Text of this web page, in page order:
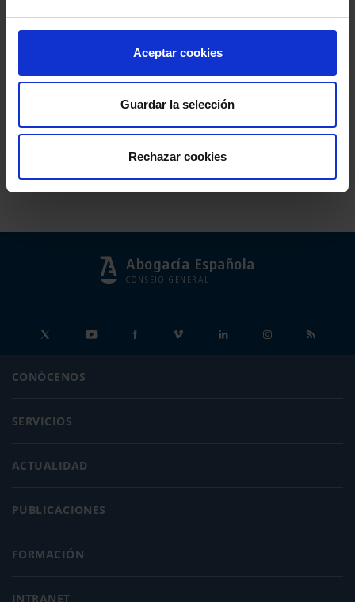
Aceptar cookies
Guardar la selección
Rechazar cookies
Consejo General de la Abogacía Española
Conferencia de los Lunes Día Justicia Gratuita
Colegio de Abogados de Oviedo
Abogacía Española
CONSEJO GENERAL
CONÓCENOS
SERVICIOS
ACTUALIDAD
PUBLICACIONES
FORMACIÓN
INTRANET